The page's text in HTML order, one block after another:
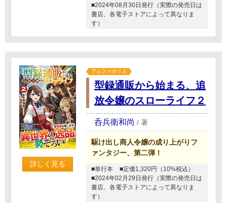
■2024年08月30日発行（実際の発売日は
書店、各電子ストアによって異なりま
す）
詳しく見る
アルファポリス
型録通販から始まる、追
放令嬢のスローライフ２
呑兵衛和尚 / 著
駆け出し商人令嬢の成り上がりフ
ァンタジー、第二弾！
■単行本
■定価1,320円（10%税込）
■2024年02月29日発行（実際の発売日は
書店、各電子ストアによって異なりま
す）